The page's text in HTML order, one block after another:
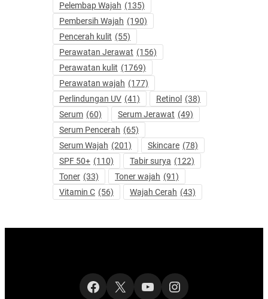
Pelembap Wajah (135)
Pembersih Wajah (190)
Pencerah kulit (55)
Perawatan Jerawat (156)
Perawatan kulit (1769)
Perawatan wajah (177)
Perlindungan UV (41) Retinol (38)
Serum (60) Serum Jerawat (49)
Serum Pencerah (65)
Serum Wajah (201) Skincare (78)
SPF 50+ (110) Tabir surya (122)
Toner (33) Toner wajah (91)
Vitamin C (56) Wajah Cerah (43)
Facebook
X YouTubeInstagram